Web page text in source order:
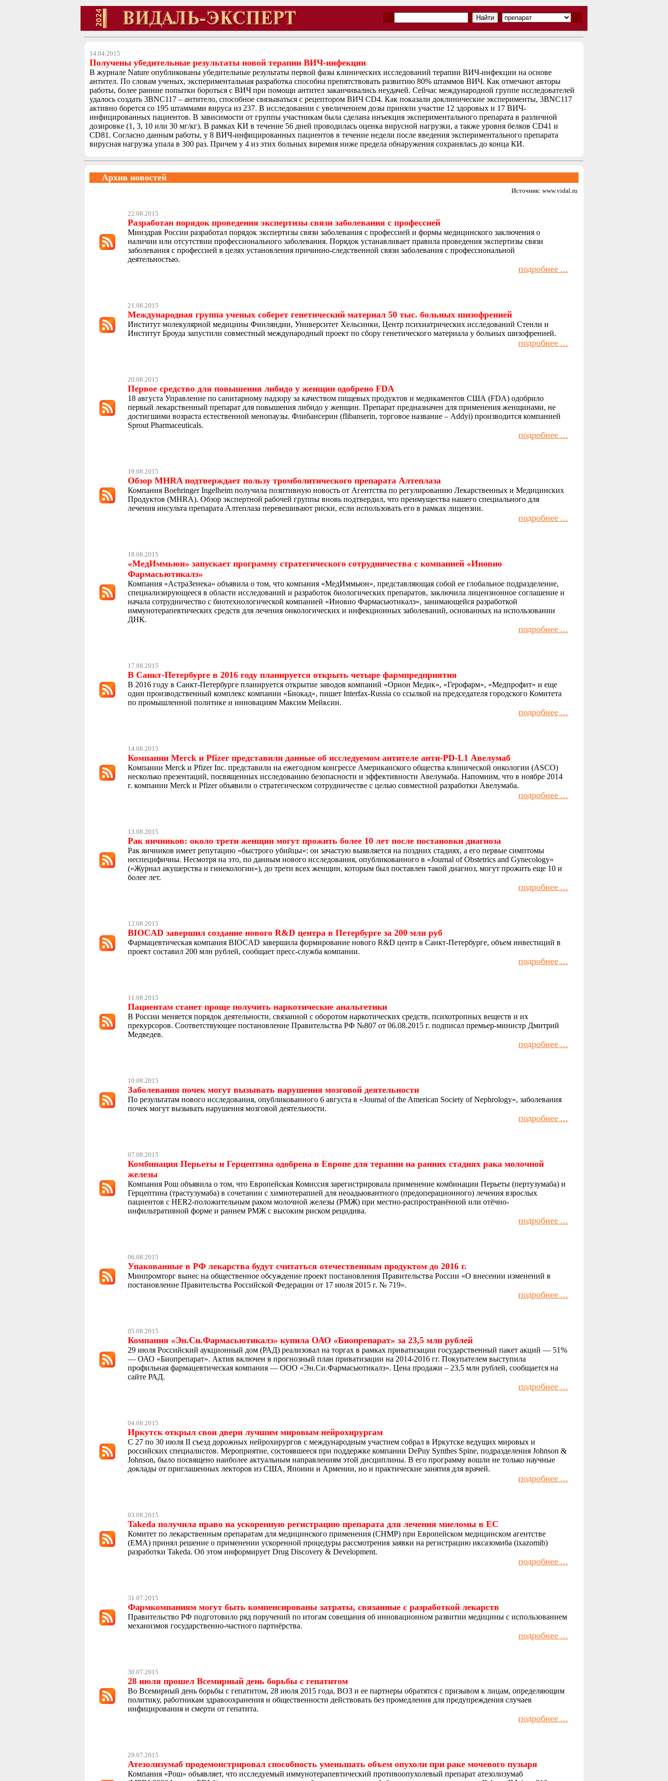
14.04.2015
Получены убедительные результаты новой терапии ВИЧ-инфекции
В журнале Nature опубликованы убедительные результаты первой фазы клинических исследований терапии ВИЧ-инфекции на основе
антител. По словам ученых, экспериментальная разработка способна препятствовать развитию 80% штаммов ВИЧ. Как отмечают авторы
работы, более ранние попытки бороться с ВИЧ при помощи антител заканчивались неудачей. Сейчас международной группе исследователей
удалось создать 3BNC117 – антитело, способное связываться с рецептором ВИЧ CD4. Как показали доклинические эксперименты, 3BNC117
активно борется со 195 штаммами вируса из 237. В исследовании с увеличением дозы приняли участие 12 здоровых и 17 ВИЧ-
инфицированных пациентов. В зависимости от группы участникам была сделана инъекция экспериментального препарата в различной
дозировке (1, 3, 10 или 30 мг/кг). В рамках КИ в течение 56 дней проводилась оценка вирусной нагрузки, а также уровня белков CD41 и
CD81. Согласно данным работы, у 8 ВИЧ-инфицированных пациентов в течение недели после введения экспериментального препарата
вирусная нагрузка упала в 300 раз. Причем у 4 из этих больных виремия ниже предела обнаружения сохранялась до конца КИ.
Архив новостей
Источник: www.vidal.ru
22.08.2015
Разработан порядок проведения экспертизы связи заболевания с профессией
Минздрав России разработал порядок экспертизы связи заболевания с профессией и формы медицинского заключения о
наличии или отсутствии профессионального заболевания. Порядок устанавливает правила проведения экспертизы связи
заболевания с профессией в целях установления причинно-следственной связи заболевания с профессиональной
деятельностью.
подробнее ...
21.08.2015
Международная группа ученых соберет генетический материал 50 тыс. больных шизофренией
Институт молекулярной медицины Финляндии, Университет Хельсинки, Центр психиатрических исследований Стенли и
Институт Броуда запустили совместный международный проект по сбору генетического материала у больных шизофренией.
подробнее ...
20.08.2015
Первое средство для повышения либидо у женщин одобрено FDA
18 августа Управление по санитарному надзору за качеством пищевых продуктов и медикаментов США (FDA) одобрило
первый лекарственный препарат для повышения либидо у женщин. Препарат предназначен для применения женщинами, не
достигшими возраста естественной менопаузы. Флибансерин (flibanserin, торговое название – Addyi) производится компанией
Sprout Pharmaceuticals.
подробнее ...
19.08.2015
Обзор MHRA подтверждает пользу тромболитического препарата Алтеплаза
Компания Boehringer Ingelheim получила позитивную новость от Агентства по регулированию Лекарственных и Медицинских
Продуктов (MHRА). Обзор экспертной рабочей группы вновь подтвердил, что преимущества нашего специального для
лечения инсульта препарата Алтеплаза перевешивают риски, если использовать его в рамках лицензии.
подробнее ...
18.08.2015
«МедИммьюн» запускает программу стратегического сотрудничества с компанией «Иновио
Фармасьютикалз»
Компания «АстраЗенека» объявила о том, что компания «МедИммьюн», представляющая собой ее глобальное подразделение,
специализирующееся в области исследований и разработок биологических препаратов, заключила лицензионное соглашение и
начала сотрудничество с биотехнологической компанией «Иновио Фармасьютикалз», занимающейся разработкой
иммунотерапевтических средств для лечения онкологических и инфекционных заболеваний, основанных на использовании
ДНК.
подробнее ...
17.08.2015
В Санкт-Петербурге в 2016 году планируется открыть четыре фармпредприятия
В 2016 году в Санкт-Петербурге планируется открытие заводов компаний «Орион Медик», «Герофарм», «Медпрофит» и еще
один производственный комплекс компании «Биокад», пишет Interfax-Russia со ссылкой на председателя городского Комитета
по промышленной политике и инновациям Максим Мейксин.
подробнее ...
14.08.2015
Компании Merck и Pfizer представили данные об исследуемом антителе анти-PD-L1 Авелумаб
Компании Merck и Pfizer Inc. представили на ежегодном конгрессе Американского общества клинической онкологии (ASCO)
несколько презентаций, посвященных исследованию безопасности и эффективности Авелумаба. Напомним, что в ноябре 2014
г. компании Merck и Pfizer объявили о стратегическом сотрудничестве с целью совместной разработки Авелумаба.
подробнее ...
13.08.2015
Рак яичников: около трети женщин могут прожить более 10 лет после постановки диагноза
Рак яичников имеет репутацию «быстрого убийцы»: он зачастую выявляется на поздних стадиях, а его первые симптомы
неспецифичны. Несмотря на это, по данным нового исследования, опубликованного в «Journal of Obstetrics and Gynecology»
(«Журнал акушерства и гинекологии»), до трети всех женщин, которым был поставлен такой диагноз, могут прожить еще 10 и
более лет.
подробнее ...
12.08.2015
BIOCAD завершил создание нового R&D центра в Петербурге за 200 млн руб
Фармацевтическая компания BIOCAD завершила формирование нового R&D центр в Санкт-Петербурге, объем инвестиций в
проект составил 200 млн рублей, сообщает пресс-служба компании.
подробнее ...
11.08.2015
Пациентам станет проще получить наркотические анальгетики
В России меняется порядок деятельности, связанной с оборотом наркотических средств, психотропных веществ и их
прекурсоров. Соответствующее постановление Правительства РФ №807 от 06.08.2015 г. подписал премьер-министр Дмитрий
Медведев.
подробнее ...
10.08.2015
Заболевания почек могут вызывать нарушения мозговой деятельности
По результатам нового исследования, опубликованного 6 августа в «Journal of the American Society of Nephrology», заболевания
почек могут вызывать нарушения мозговой деятельности.
подробнее ...
07.08.2015
Комбинация Перьеты и Герцептина одобрена в Европе для терапии на ранних стадиях рака молочной
железы
Компания Рош объявила о том, что Европейская Комиссия зарегистрировала применение комбинации Перьеты (пертузумаба) и
Герцептина (трастузумаба) в сочетании с химиотерапией для неоадьювантного (предоперационного) лечения взрослых
пациентов с HER2-положительным раком молочной железы (РМЖ) при местно-распространённой или отёчно-
инфильтративной форме и раннем РМЖ с высоким риском рецидива.
подробнее ...
06.08.2015
Упакованные в РФ лекарства будут считаться отечественным продуктом до 2016 г.
Минпромторг вынес на общественное обсуждение проект постановления Правительства России «О внесении изменений в
постановление Правительства Российской Федерации от 17 июля 2015 г. № 719».
подробнее ...
05.08.2015
Компания «Эн.Си.Фармасьютикалз» купила ОАО «Биопрепарат» за 23,5 млн рублей
29 июля Российский аукционный дом (РАД) реализовал на торгах в рамках приватизации государственный пакет акций — 51%
— ОАО «Биопрепарат». Актив включен в прогнозный план приватизации на 2014-2016 гг. Покупателем выступила
профильная фармацевтическая компания — ООО «Эн.Си.Фармасьютикалз». Цена продажи – 23,5 млн рублей, сообщается на
сайте РАД.
подробнее ...
04.08.2015
Иркутск открыл свои двери лучшим мировым нейрохирургам
С 27 по 30 июля II съезд дорожных нейрохирургов с международным участием собрал в Иркутске ведущих мировых и
российских специалистов. Мероприятие, состоявшееся при поддержке компании DePuy Synthes Spine, подразделения Johnson &
Johnson, было посвящено наиболее актуальным направлениям этой дисциплины. В его программу вошли не только научные
доклады от приглашенных лекторов из США, Японии и Армении, но и практические занятия для врачей.
подробнее ...
03.08.2015
Takeda получила право на ускоренную регистрацию препарата для лечения миеломы в ЕС
Комитет по лекарственным препаратам для медицинского применения (CHMP) при Европейском медицинском агентстве
(EMA) принял решение о применении ускоренной процедуры рассмотрения заявки на регистрацию иксазомиба (ixazomib)
разработки Takeda. Об этом информирует Drug Discovery & Development.
подробнее ...
31.07.2015
Фармкомпаниям могут быть компенсированы затраты, связанные с разработкой лекарств
Правительство РФ подготовило ряд поручений по итогам совещания об инновационном развитии медицины с использованием
механизмов государственно-частного партнёрства.
подробнее ...
30.07.2015
28 июля прошел Всемирный день борьбы с гепатитом
Во Всемирный день борьбы с гепатитом, 28 июля 2015 года, ВОЗ и ее партнеры обратятся с призывом к лицам, определяющим
политику, работникам здравоохранения и общественности действовать без промедления для предупреждения случаев
инфицирования и смерти от гепатита.
подробнее ...
29.07.2015
Атезолизумаб продемонстрировал способность уменьшать объем опухоли при раке мочевого пузыря
Компания «Рош» объявляет, что исследуемый иммунотерапевтический противоопухолевый препарат атезолизумаб